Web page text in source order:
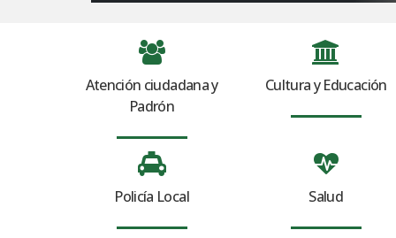
Atención ciudadana y
Padrón
Cultura y Educación
Policía Local Salud